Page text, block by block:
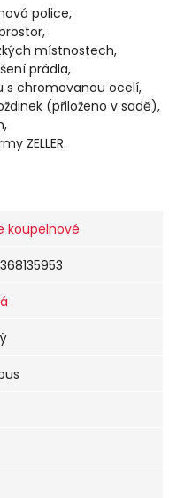
police,
místnostech,
prádla,
s chromovanou ocelí,
(přiloženo v sadě),
ZELLER.
koupelnové